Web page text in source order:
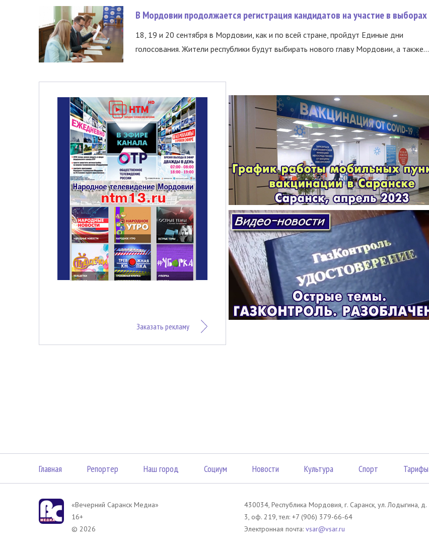
В Мордовии продолжается регистрация кандидатов на участие в выборах
18, 19 и 20 сентября в Мордовии, как и по всей стране, пройдут Единые дни
голосования. Жители республики будут выбирать нового главу Мордовии, а также...
Заказать рекламу
Главная Репортер Наш город Социум Новости Культура Спорт Тарифы
«Вечерний Саранск Mедиа»
16+
© 2026
430034, Республика Мордовия, г. Саранск, ул. Лодыгина, д.
3, оф. 219, тел: +7 (906) 379-66-64
Электронная почта: vsar@vsar.ru